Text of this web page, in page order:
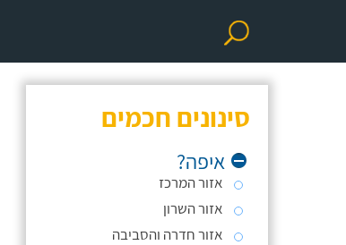
סינונים חכמים
איפה?
אזור המרכז
אזור השרון
אזור חדרה והסביבה